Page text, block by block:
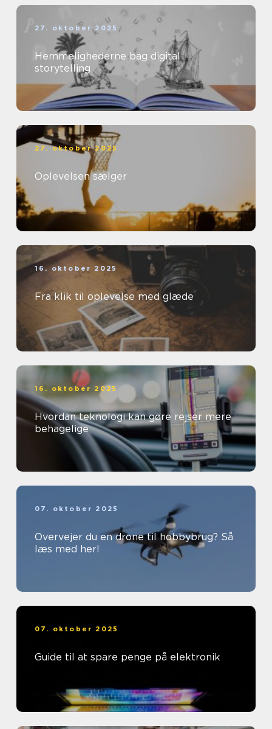
27. oktober 2025
Hemmelighederne bag digital
storytelling
27. oktober 2025
Oplevelsen sælger
16. oktober 2025
Fra klik til oplevelse med glæde
16. oktober 2025
Hvordan teknologi kan gøre rejser mere
behagelige
07. oktober 2025
Overvejer du en drone til hobbybrug? Så
læs med her!
07. oktober 2025
Guide til at spare penge på elektronik